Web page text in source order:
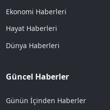
Ekonomi Haberleri
Hayat Haberleri
Dünya Haberleri
Güncel Haberler
Günün İçinden Haberler